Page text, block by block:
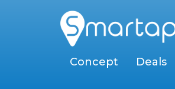
Concept Deals